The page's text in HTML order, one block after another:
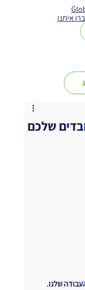
איתנו
שלכם
שלנו.